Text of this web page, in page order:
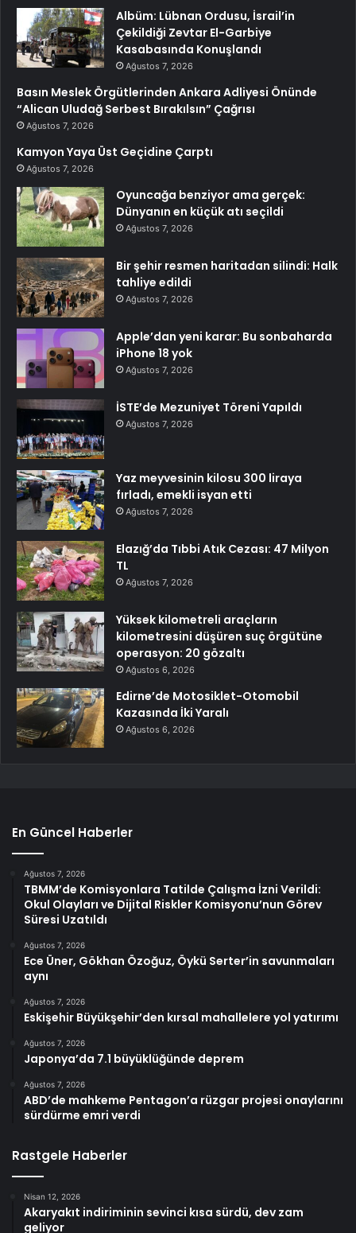
Albüm: Lübnan Ordusu, İsrail’in
Çekildiği Zevtar El-Garbiye
Kasabasında Konuşlandı
Ağustos 7, 2026
Basın Meslek Örgütlerinden Ankara Adliyesi Önünde
“Alican Uludağ Serbest Bırakılsın” Çağrısı
Ağustos 7, 2026
Kamyon Yaya Üst Geçidine Çarptı
Ağustos 7, 2026
Oyuncağa benziyor ama gerçek:
Dünyanın en küçük atı seçildi
Ağustos 7, 2026
Bir şehir resmen haritadan silindi: Halk
tahliye edildi
Ağustos 7, 2026
Apple’dan yeni karar: Bu sonbaharda
iPhone 18 yok
Ağustos 7, 2026
İSTE’de Mezuniyet Töreni Yapıldı
Ağustos 7, 2026
Yaz meyvesinin kilosu 300 liraya
fırladı, emekli isyan etti
Ağustos 7, 2026
Elazığ’da Tıbbi Atık Cezası: 47 Milyon
TL
Ağustos 7, 2026
Yüksek kilometreli araçların
kilometresini düşüren suç örgütüne
operasyon: 20 gözaltı
Ağustos 6, 2026
Edirne’de Motosiklet-Otomobil
Kazasında İki Yaralı
Ağustos 6, 2026
En Güncel Haberler
Ağustos 7, 2026
TBMM’de Komisyonlara Tatilde Çalışma İzni Verildi:
Okul Olayları ve Dijital Riskler Komisyonu’nun Görev
Süresi Uzatıldı
Ağustos 7, 2026
Ece Üner, Gökhan Özoğuz, Öykü Serter’in savunmaları
aynı
Ağustos 7, 2026
Eskişehir Büyükşehir’den kırsal mahallelere yol yatırımı
Ağustos 7, 2026
Japonya’da 7.1 büyüklüğünde deprem
Ağustos 7, 2026
ABD’de mahkeme Pentagon’a rüzgar projesi onaylarını
sürdürme emri verdi
Rastgele Haberler
Nisan 12, 2026
Akaryakıt indiriminin sevinci kısa sürdü, dev zam
geliyor